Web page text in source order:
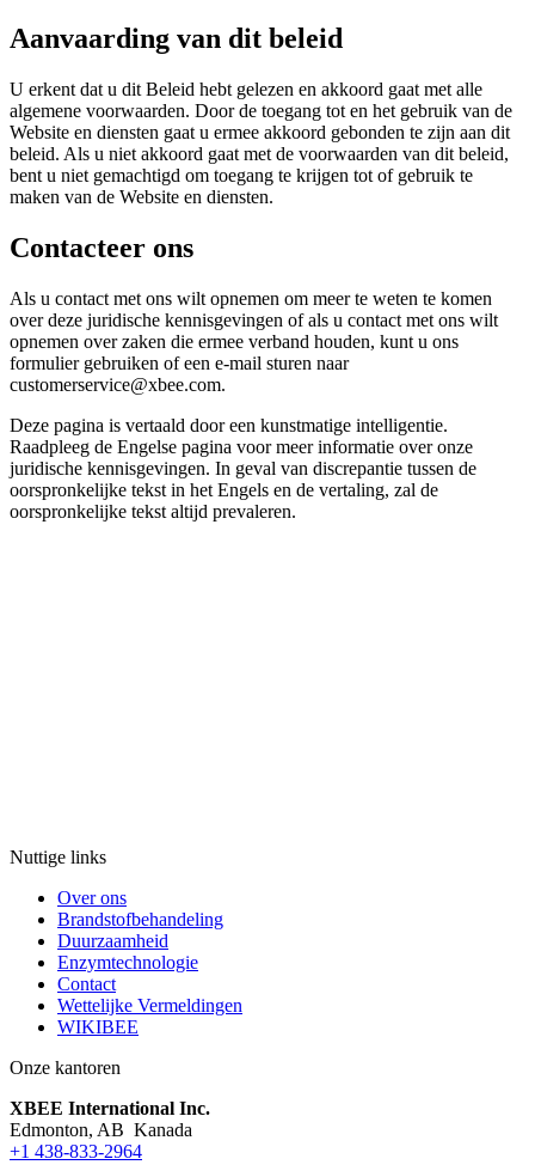
Aanvaarding van dit beleid
U erkent dat u dit Beleid hebt gelezen en akkoord gaat met alle
algemene voorwaarden. Door de toegang tot en het gebruik van de
Website en diensten gaat u ermee akkoord gebonden te zijn aan dit
beleid. Als u niet akkoord gaat met de voorwaarden van dit beleid,
bent u niet gemachtigd om toegang te krijgen tot of gebruik te
maken van de Website en diensten.
Contacteer ons
Als u contact met ons wilt opnemen om meer te weten te komen
over deze juridische kennisgevingen of als u contact met ons wilt
opnemen over zaken die ermee verband houden, kunt u ons
formulier gebruiken of een e-mail sturen naar
customerservice@xbee.com.
Deze pagina is vertaald door een kunstmatige intelligentie.
Raadpleeg de Engelse pagina voor meer informatie over onze
juridische kennisgevingen. In geval van discrepantie tussen de
oorspronkelijke tekst in het Engels en de vertaling, zal de
oorspronkelijke tekst altijd prevaleren.
Nuttige links
Over ons
Brandstofbehandeling
Duurzaamheid
Enzymtechnologie
Contact
Wettelijke Vermeldingen
WIKIBEE
Onze kantoren
XBEE International Inc.
Edmonton, AB Kanada
+1 438-833-2964